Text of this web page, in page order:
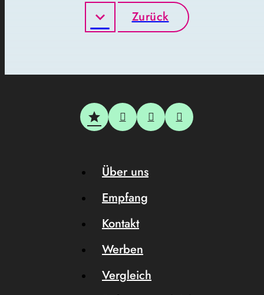
Zurück
Über uns
Empfang
Kontakt
Werben
Vergleich